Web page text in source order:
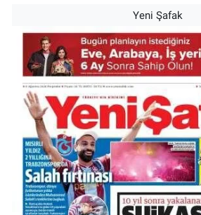
Yeni Şafak